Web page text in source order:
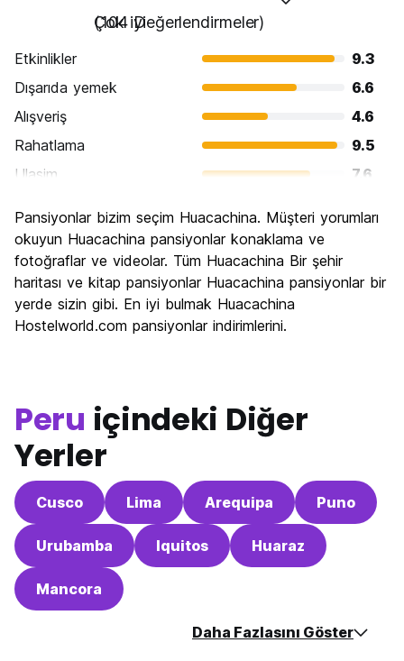
Çok iyi
(104 Değerlendirmeler)
Etkinlikler
9.3
Dışarıda yemek
6.6
Alışveriş
4.6
Rahatlama
9.5
Ulasim
7.6
Kültür
Gece hayatı
Ekonomik
7.8
Pansiyonlar bizim seçim Huacachina. Müşteri yorumları
okuyun Huacachina pansiyonlar konaklama ve
fotoğraflar ve videolar. Tüm Huacachina Bir şehir
haritası ve kitap pansiyonlar Huacachina pansiyonlar bir
yerde sizin gibi. En iyi bulmak Huacachina
Hostelworld.com pansiyonlar indirimlerini.
Peru içindeki Diğer
Yerler
Cusco Lima Arequipa Puno
Urubamba Iquitos Huaraz
Mancora
Daha Fazlasını Göster